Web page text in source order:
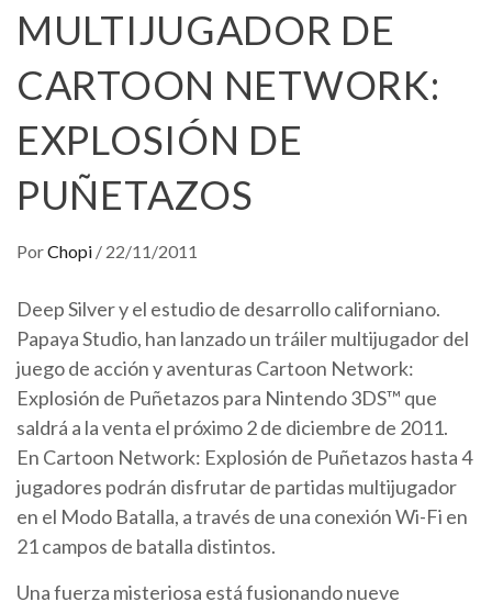
MULTIJUGADOR DE
CARTOON NETWORK:
EXPLOSIÓN DE
PUÑETAZOS
PorChopi / 22/11/2011
Deep Silver y el estudio de desarrollo californiano.
Papaya Studio, han lanzado un tráiler multijugador del
juego de acción y aventuras Cartoon Network:
Explosión de Puñetazos para Nintendo 3DS™ que
saldrá a la venta el próximo 2 de diciembre de 2011.
En Cartoon Network: Explosión de Puñetazos hasta 4
jugadores podrán disfrutar de partidas multijugador
en el Modo Batalla, a través de una conexión Wi-Fi en
21 campos de batalla distintos.
Una fuerza misteriosa está fusionando nueve